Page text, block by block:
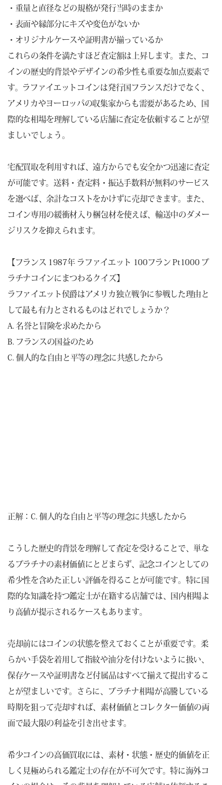
・重量と直径などの規格が発行当時のままか
・表面や縁部分にキズや変色がないか
・オリジナルケースや証明書が揃っているか
これらの条件を満たすほど査定額は上昇します。また、コ
インの歴史的背景やデザインの希少性も重要な加点要素で
す。ラファイエットコインは発行国フランスだけでなく、
アメリカやヨーロッパの収集家からも需要があるため、国
際的な相場を理解している店舗に査定を依頼することが望
ましいでしょう。
宅配買取を利用すれば、遠方からでも安全かつ迅速に査定
が可能です。送料・査定料・振込手数料が無料のサービス
を選べば、余計なコストをかけずに売却できます。また、
コイン専用の緩衝材入り梱包材を使えば、輸送中のダメー
ジリスクを抑えられます。
【フランス 1987年 ラファイエット 100フラン Pt1000 プ
ラチナコインにまつわるクイズ】
ラファイエット侯爵はアメリカ独立戦争に参戦した理由と
して最も有力とされるものはどれでしょうか？
A. 名誉と冒険を求めたから
B. フランスの国益のため
C. 個人的な自由と平等の理念に共感したから
正解：C. 個人的な自由と平等の理念に共感したから
こうした歴史的背景を理解して査定を受けることで、単な
るプラチナの素材価値にとどまらず、記念コインとしての
希少性を含めた正しい評価を得ることが可能です。特に国
際的な知識を持つ鑑定士が在籍する店舗では、国内相場よ
り高値が提示されるケースもあります。
売却前にはコインの状態を整えておくことが重要です。柔
らかい手袋を着用して指紋や油分を付けないように扱い、
保存ケースや証明書など付属品はすべて揃えて提出するこ
とが望ましいです。さらに、プラチナ相場が高騰している
時期を狙って売却すれば、素材価値とコレクター価値の両
面で最大限の利益を引き出せます。
希少コインの高価買取には、素材・状態・歴史的価値を正
しく見極められる鑑定士の存在が不可欠です。特に海外コ